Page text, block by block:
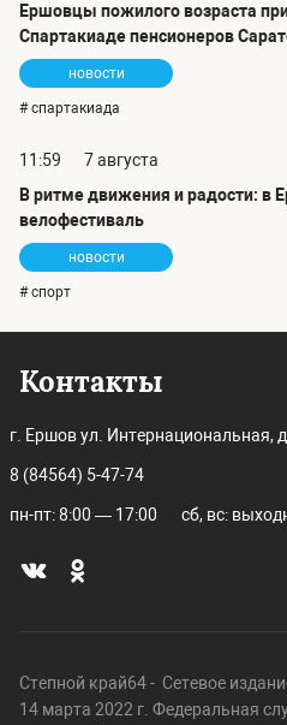
Ершовцы пожилого возраста
Спартакиаде пенсионеров
новости
# спартакиада
11:59
7 августа
В ритме движения и радости: в
велофестиваль
новости
# спорт
Контакты
г. Ершов ул. Интернациональная,
8 (84564) 5-47-74
пн-пт: 8:00 — 17:00 сб, вс:
Степной край64 - Сетевое
14 марта 2022 г. Федеральная